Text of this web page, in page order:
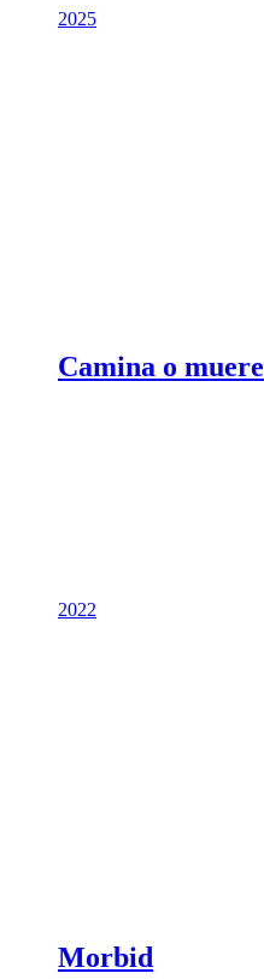
2025
Camina o muere
2022
Morbid